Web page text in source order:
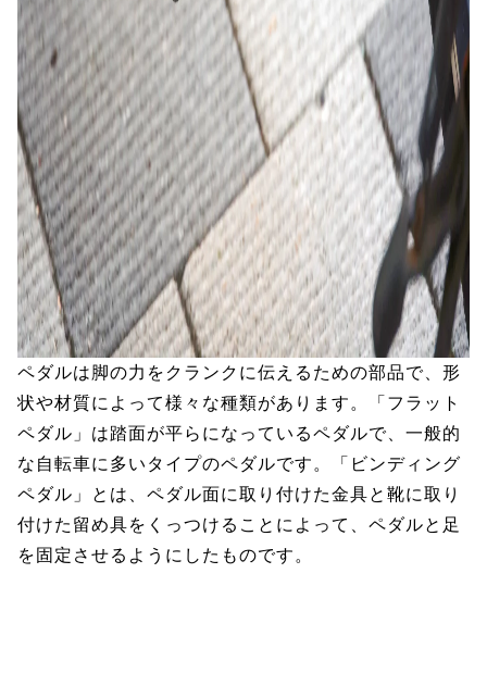
ペダルは脚の力をクランクに伝えるための部品で、形
状や材質によって様々な種類があります。「フラット
ペダル」は踏面が平らになっているペダルで、一般的
な自転車に多いタイプのペダルです。「ビンディング
ペダル」とは、ペダル面に取り付けた金具と靴に取り
付けた留め具をくっつけることによって、ペダルと足
を固定させるようにしたものです。